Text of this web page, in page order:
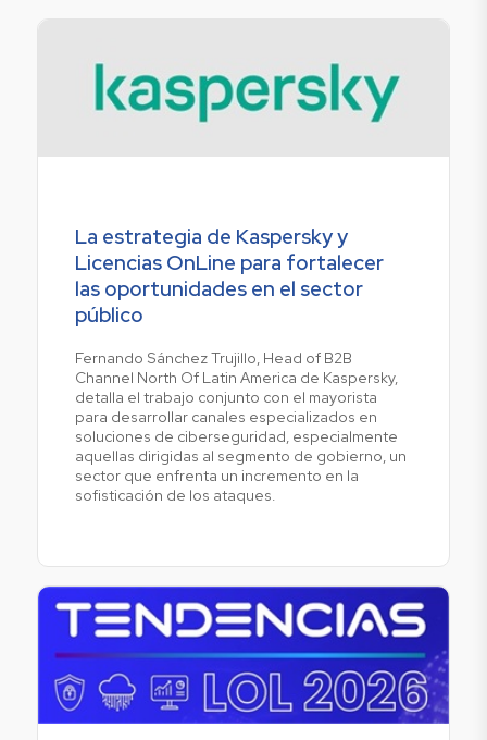
La estrategia de Kaspersky y
Licencias OnLine para fortalecer
las oportunidades en el sector
público
Fernando Sánchez Trujillo, Head of B2B
Channel North Of Latin America de Kaspersky,
detalla el trabajo conjunto con el mayorista
para desarrollar canales especializados en
soluciones de ciberseguridad, especialmente
aquellas dirigidas al segmento de gobierno, un
sector que enfrenta un incremento en la
sofisticación de los ataques.